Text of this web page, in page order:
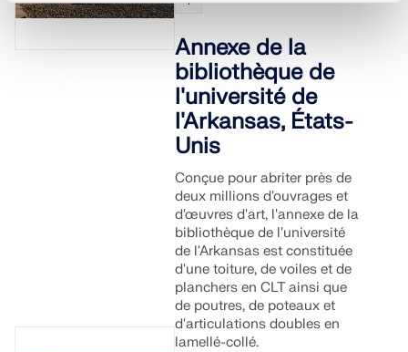
Annexe de la
bibliothèque de
l'université de
l'Arkansas, États-
Unis
Conçue pour abriter près de
deux millions d'ouvrages et
d'œuvres d'art, l'annexe de la
bibliothèque de l'université
de l'Arkansas est constituée
d'une toiture, de voiles et de
planchers en CLT ainsi que
de poutres, de poteaux et
d'articulations doubles en
lamellé-collé.